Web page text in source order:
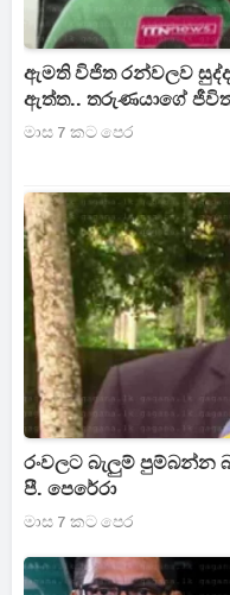
ඇමති විජිත රන්වලව
ඇත්ත.. තරුණයාගේ
අමාරුවේ..
මාස 7 කට පෙර
රංවලට බැලුම් පුම්බන්න
පී. පෙරේරා
මාස 7 කට පෙර